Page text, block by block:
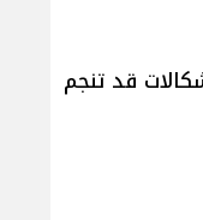
قد تنجم